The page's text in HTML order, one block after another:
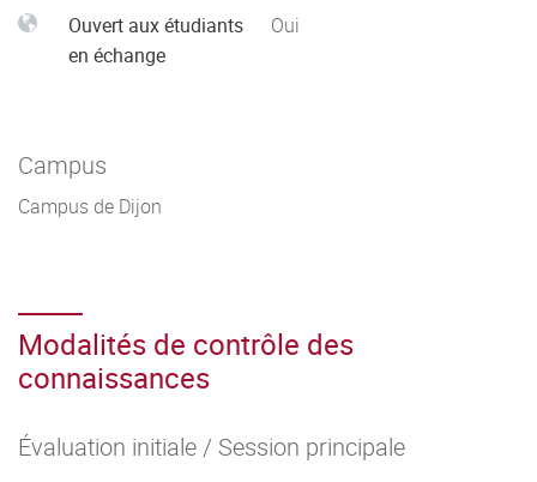
Ouvert aux étudiants
en échange
Oui
Campus
Campus de Dijon
Modalités de contrôle des
connaissances
Évaluation initiale / Session principale